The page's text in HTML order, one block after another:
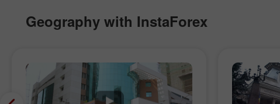
Geography with InstaForex